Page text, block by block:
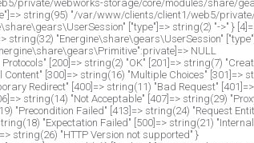
private/webworks-storage/core/modules/share/
string(95) "/var/www/clients/client1/web5/
["type"]=> string(2) "->" }
"Energine\share\gears\UserSession"
NULL
[200]=> string(2) "OK" [201]=> string(7)
[300]=> string(16) "Multiple Choices" [301]=>
Redirect" [400]=> string(11) "Bad Request"
string(14) "Not Acceptable" [407]=> string(29)
"Precondition Failed" [413]=> string(24) "Request
"Expectation Failed" [500]=> string(21)
string(26) "HTTP Version not supported" }